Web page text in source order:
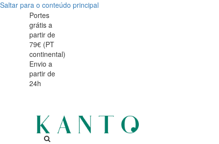
Saltar para o conteúdo principal
Taça
Rústico
9cm
Taça
Rústico
Portes
grátis a
partir de
79€ (PT
continental)
Envio a
partir de
24h